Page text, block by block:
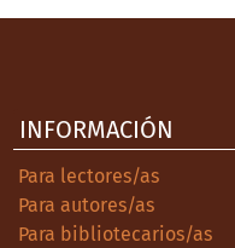
INFORMACIÓN
Para lectores/as
Para autores/as
Para bibliotecarios/as